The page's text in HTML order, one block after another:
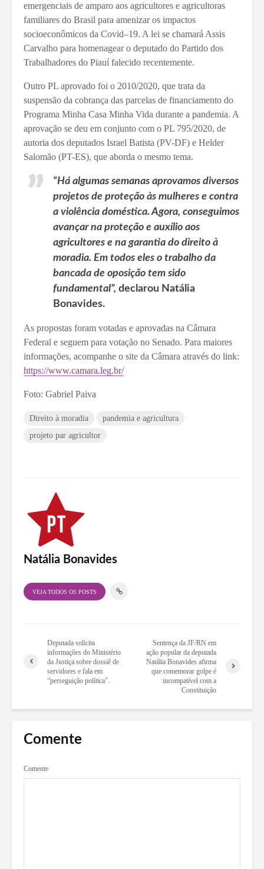
emergenciais de amparo aos agricultores e agricultoras
familiares do Brasil para amenizar os impactos
socioeconômicos da Covid–19. A lei se chamará Assis
Carvalho para homenagear o deputado do Partido dos
Trabalhadores do Piauí falecido recentemente.
Outro PL aprovado foi o 2010/2020, que trata da
suspensão da cobrança das parcelas de financiamento do
Programa Minha Casa Minha Vida durante a pandemia. A
aprovação se deu em conjunto com o PL 795/2020, de
autoria dos deputados Israel Batista (PV-DF) e Helder
Salomão (PT-ES), que aborda o mesmo tema.
“Há algumas semanas aprovamos diversos
projetos de proteção às mulheres e contra
a violência doméstica. Agora, conseguimos
avançar na proteção e auxílio aos
agricultores e na garantia do direito à
moradia. Em todos eles o trabalho da
bancada de oposição tem sido
fundamental”, declarou Natália
Bonavides.
As propostas foram votadas e aprovadas na Câmara
Federal e seguem para votação no Senado. Para maiores
informações, acompanhe o site da Câmara através do link:
https://www.camara.leg.br/
Foto: Gabriel Paiva
Direito à moradia
pandemia e agricultura
projeto par agricultor
Natália Bonavides
VEJA TODOS OS POSTS
Deputada solicita
informações do Ministério
da Justiça sobre dossiê de
servidores e fala em
“perseguição política”.
Sentença da JF/RN em
ação popular da deputada
Natália Bonavides afirma
que comemorar golpe é
incompatível com a
Constituição
Comente
Comente